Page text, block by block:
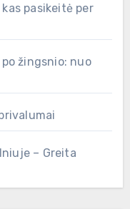
pasikeitė per
žingsnio: nuo
– Greita